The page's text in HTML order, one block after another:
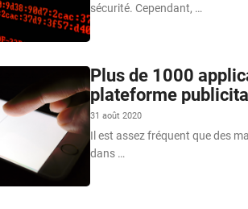
sécurité. Cependant, …
Plus de 1000
plateforme
31 août 2020
Il est assez fréquent que des
dans …